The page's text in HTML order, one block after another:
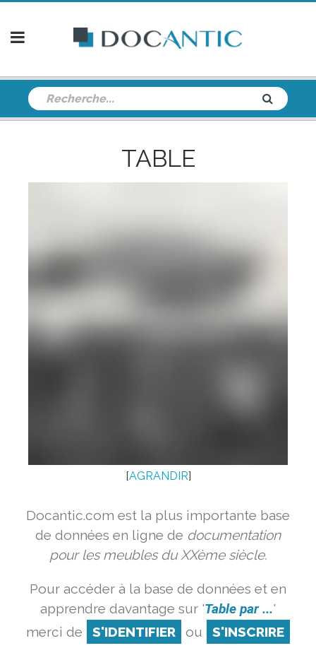
TABLE
[AGRANDIR]
Docantic.com est la plus importante base
de données en ligne de documentation
pour les meubles du XXème siècle.
Pour accéder à la base de données et en
apprendre davantage sur 'Table par ...'
merci de
S'IDENTIFIER ou S'INSCRIRE